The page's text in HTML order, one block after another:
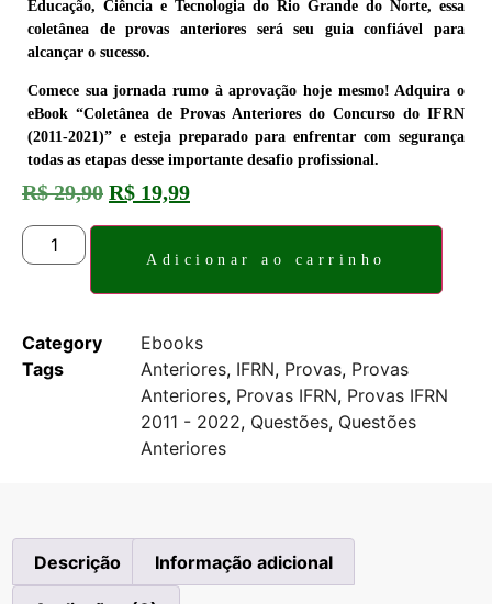
Educação, Ciência e Tecnologia do Rio Grande do Norte, essa
coletânea de provas anteriores será seu guia confiável para
alcançar o sucesso.
Comece sua jornada rumo à aprovação hoje mesmo! Adquira o
eBook “Coletânea de Provas Anteriores do Concurso do IFRN
(2011-2021)” e esteja preparado para enfrentar com segurança
todas as etapas desse importante desafio profissional.
R$29,90 R$ 19,99
Adicionar ao carrinho
Category
Ebooks
Tags
Anteriores, IFRN, Provas, Provas
Anteriores, Provas IFRN, Provas IFRN
2011 - 2022, Questões, Questões
Anteriores
Descrição Informação adicional